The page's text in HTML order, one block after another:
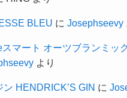
BLEU に Josephseevy
スマート オーツブランミッ
より
HENDRICK’S GIN に